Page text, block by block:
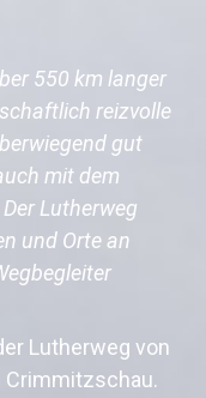
550 km langer
reizvolle
gut
mit dem
Lutherweg
und Orte an
Lutherweg von
Crimmitzschau.